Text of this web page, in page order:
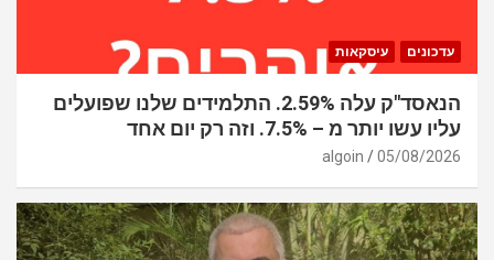
עדכונים עיסקאות
הנאסד"ק עלה 2.59%. התלמידים שלנו שפועלים
עליו עשו יותר מ – 7.5%. וזה רק יום אחד
05/08/2026
algoin